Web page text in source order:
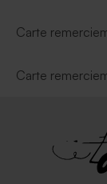
Carte
Carte